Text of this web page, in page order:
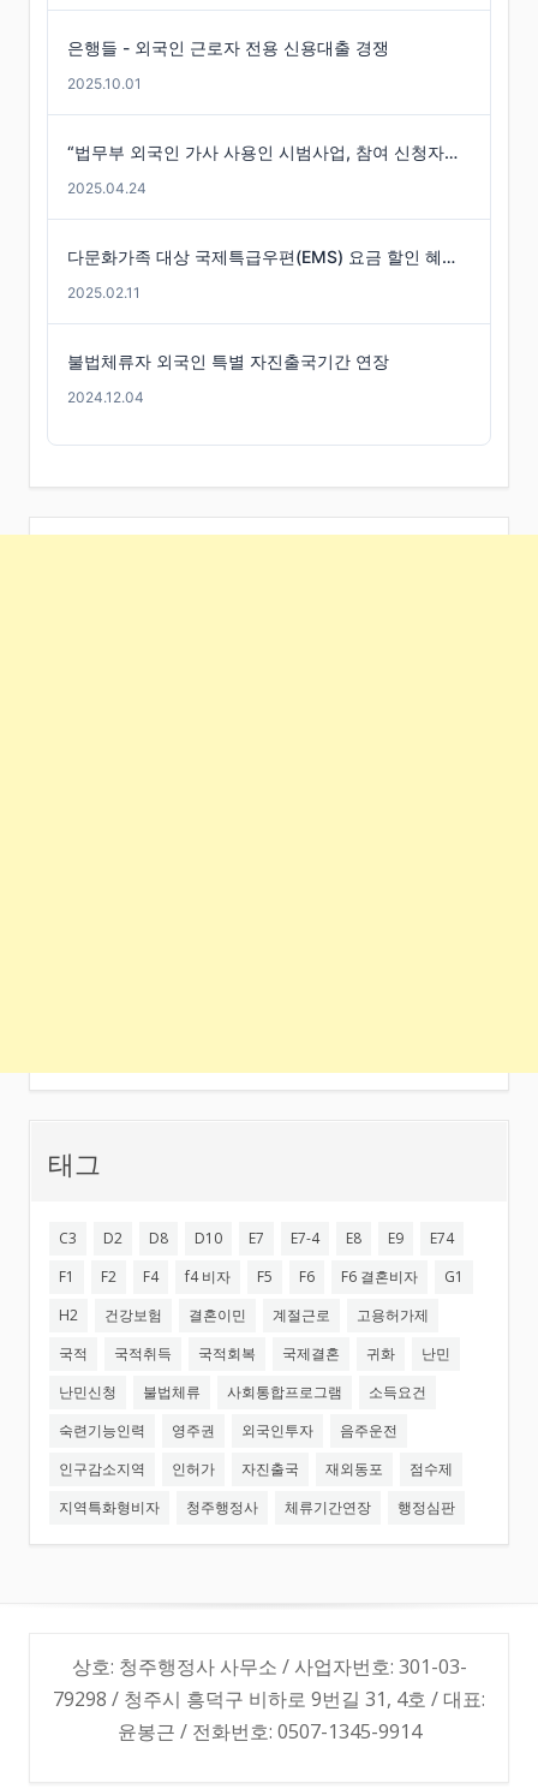
은행들 - 외국인 근로자 전용 신용대출 경쟁
2025.10.01
“법무부 외국인 가사 사용인 시범사업, 참여 신청자는 미미”
2025.04.24
다문화가족 대상 국제특급우편(EMS) 요금 할인 혜택 -경기도
2025.02.11
불법체류자 외국인 특별 자진출국기간 연장
2024.12.04
태그
C3 D2 D8 D10 E7 E7-4 E8 E9
E74
F1
F2 F4 f4 비자 F5 F6 F6 결혼비자
G1
H2
건강보험 결혼이민 계절근로
고용허가제
국적
국적취득 국적회복 국제결혼 귀화
난민
난민신청
불법체류 사회통합프로그램
소득요건
숙련기능인력
영주권 외국인투자
음주운전
인구감소지역
인허가 자진출국 재외동포
점수제
지역특화형비자
청주행정사 체류기간연장 행정심판
상호: 청주행정사 사무소 / 사업자번호: 301-03-
79298 / 청주시 흥덕구 비하로 9번길 31, 4호 / 대표:
윤봉근 / 전화번호: 0507-1345-9914